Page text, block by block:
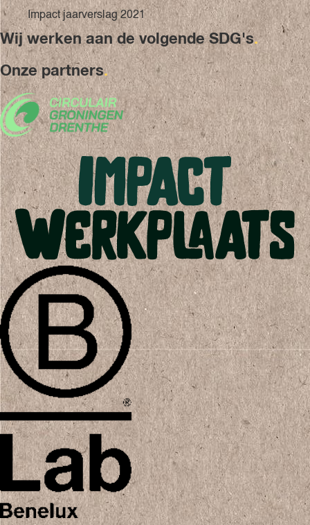
Impact jaarverslag 2021
Wij werken aan de volgende SDG's.
Onze partners.